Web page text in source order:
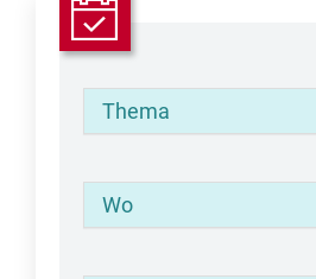
Thema
Wo